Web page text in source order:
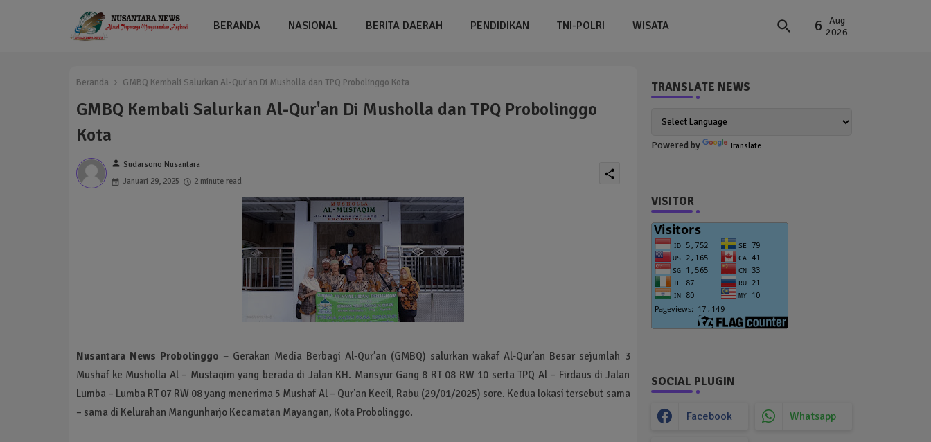
BERANDA NASIONAL BERITA DAERAH PENDIDIKAN TNI-POLRI WISATA 6
Aug
2026
Beranda GMBQ Kembali Salurkan Al-Qur'an Di Musholla dan TPQ Probolinggo Kota
GMBQ Kembali Salurkan Al-Qur'an Di Musholla dan TPQ Probolinggo
Kota
person Sudarsono Nusantara
Januari 29, 2025
2 minute read
share
Nusantara News Probolinggo –Gerakan Media Berbagi Al-Qur’an (GMBQ) salurkan wakaf Al-Qur’an Besar sejumlah 3
Mushaf ke Musholla Al – Mustaqim yang berada di Jalan KH. Mansyur Gang 8 RT 08 RW 10 serta TPQ Al – Firdaus di Jalan
Lumba – Lumba RT 07 RW 08 yang menerima 5 Mushaf Al – Qur’an Kecil, Rabu (29/01/2025) sore. Kedua lokasi tersebut sama
– sama di Kelurahan Mangunharjo Kecamatan Mayangan, Kota Probolinggo.
TRANSLATE NEWS
Powered by Translate
VISITOR
SOCIAL PLUGIN
Facebook Whatsapp